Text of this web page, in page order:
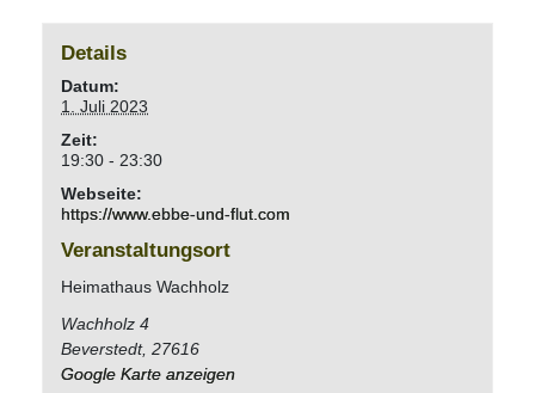
Details
Datum:
1. Juli 2023
Zeit:
19:30 - 23:30
Webseite:
https://www.ebbe-und-flut.com
Veranstaltungsort
Heimathaus Wachholz
Wachholz 4
Beverstedt, 27616
Google Karte anzeigen